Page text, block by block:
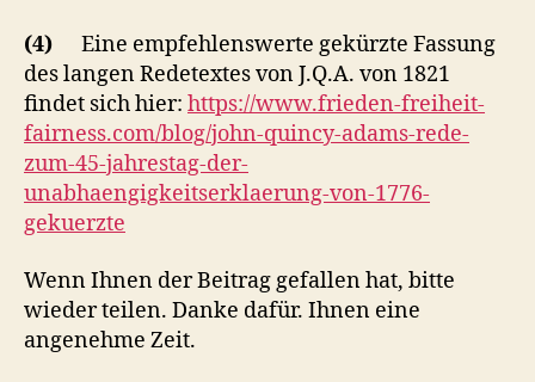
(4) Eine empfehlenswerte gekürzte Fassung
des langen Redetextes von J.Q.A. von 1821
findet sich hier: https://www.frieden-freiheit-
fairness.com/blog/john-quincy-adams-rede-
zum-45-jahrestag-der-
unabhaengigkeitserklaerung-von-1776-
gekuerzte
Wenn Ihnen der Beitrag gefallen hat, bitte
wieder teilen. Danke dafür. Ihnen eine
angenehme Zeit.